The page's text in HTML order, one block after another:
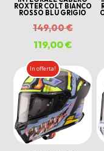
ROXTER COLT BIANCO
ROSSO BLU GRIGIO
149,00€Il
era:
119,00€Il
attuale
è:
119,00
In offerta!